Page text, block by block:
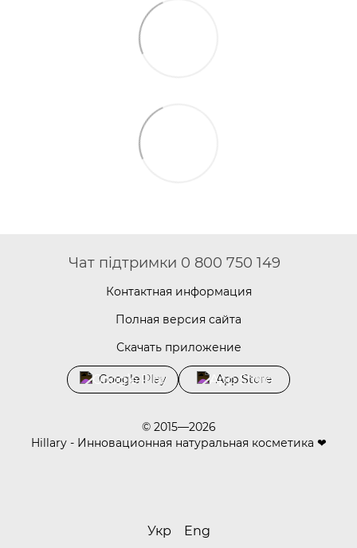
Чат підтримки 0 800 750 149
Контактная информация
Полная версия сайта
Скачать приложение
Google Play App Store
© 2015—2026
Hillary - Инновационная натуральная косметика ❤
Укр Eng